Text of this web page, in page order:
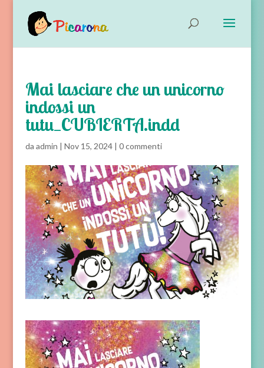
Mai lasciare che un unicorno
indossi un
tutu_CUBIERTA.indd
da admin | Nov 15, 2024| 0 commenti